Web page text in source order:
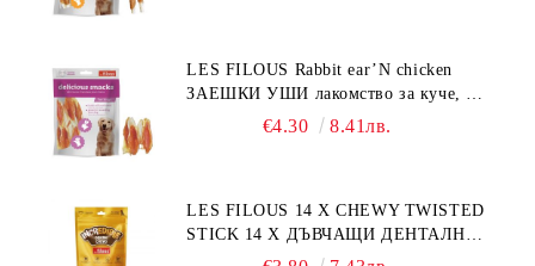
LES FILOUS Rabbit ear’N chicken
ЗАЕШКИ УШИ лакомство за куче, 50
€4.30 8.41лв.
LES FILOUS 14 X CHEWY TWISTED
STICK 14 X ДЪВЧАЩИ ДЕНТАЛНИ
СОЛЕТИ за куче, УВИТИ